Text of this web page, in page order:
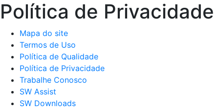
Política de Privacidade
Mapa do site
Termos de Uso
Política de Qualidade
Política de Privacidade
Trabalhe Conosco
SW Assist
SW Downloads